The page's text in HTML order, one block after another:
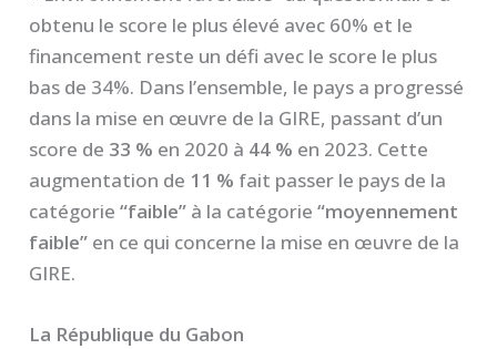
obtenu le score le plus élevé avec 60% et le
financement reste un défi avec le score le plus
bas de 34%. Dans l’ensemble, le pays a progressé
dans la mise en œuvre de la GIRE, passant d’un
score de 33 % en 2020 à 44 % en 2023. Cette
augmentation de 11 % fait passer le pays de la
catégorie“faible” à la catégorie“moyennement
faible” en ce qui concerne la mise en œuvre de la
GIRE.
La République du Gabon